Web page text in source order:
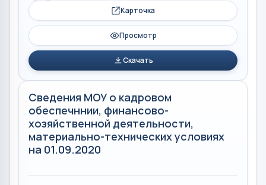
Карточка
Просмотр
Скачать
Сведения МОУ о кадровом
обеспечннии, финансово-
хозяйственной деятельности,
материально-технических условиях
на 01.09.2020